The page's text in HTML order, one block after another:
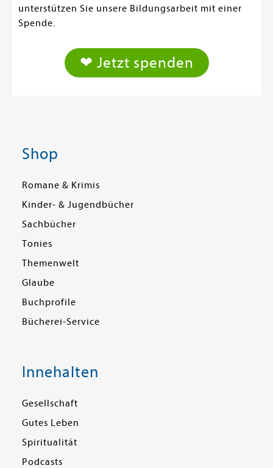
unterstützen Sie unsere Bildungsarbeit mit einer
Spende.
❤ Jetzt spenden
Shop
Romane & Krimis
Kinder- & Jugendbücher
Sachbücher
Tonies
Themenwelt
Glaube
Buchprofile
Bücherei-Service
Innehalten
Gesellschaft
Gutes Leben
Spiritualität
Podcasts